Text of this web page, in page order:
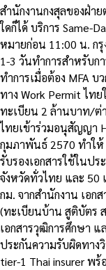
สำนักงานกงสุลของฝ่า
ใดก็ได้ บริการ Same-
หมายก่อน 11:00 น. กรุ
1-3 วันทำการสำหรับก
ทำการเมื่อต้อง MFA
ทาง Work Permit ไท
ทะเบียน 2 ล้านบาท/ต่
ไทยเข้าร่วมอนุสัญญา
กุมภาพันธ์ 2570 ทำใ
รับรองเอกสารใช้ในป
จังหวัดทั่วไทย และ 50
กม. จากสำนักงาน เอก
(ทะเบียนบ้าน สูติบัตร
เอกสารวุฒิการศึกษา
ประกันความรับผิดทาง
tier-1 Thai insurer พร้